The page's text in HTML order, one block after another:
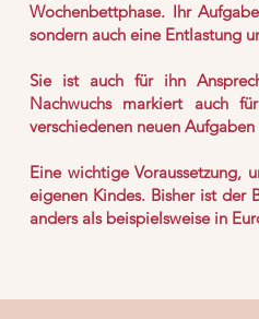
Wochenbettphase. Ihr
sondern auch eine Entlastung
Sie ist auch für ihn
Nachwuchs markiert auch
verschiedenen neuen
Eine wichtige Voraussetzung,
eigenen Kindes. Bisher ist der
anders als beispielsweise in